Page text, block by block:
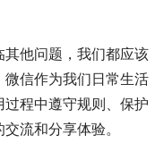
他问题，我们都应该
信作为我们日常生活
程中遵守规则、保护
流和分享体验。